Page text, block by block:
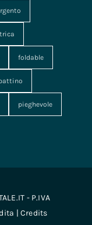
foldable
pieghevole
- P.IVA
| Credits